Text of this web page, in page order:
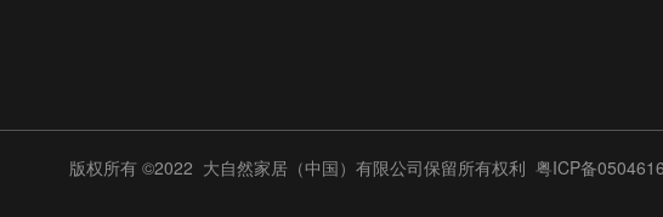
版权所有 ©2022 大自然家居（中国）有限公司保留所有权利粤ICP备
大自